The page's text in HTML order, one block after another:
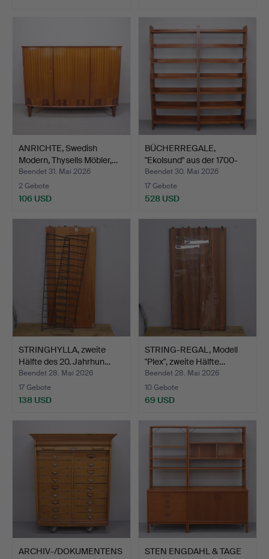
ANRICHTE, Swedish
Modern, Thysells Möbler,…
Beendet 31. Mai 2026
2 Gebote
106 USD
BÜCHERREGALE,
"Ekolsund" aus der 1700-
Seri…
Beendet 30. Mai 2026
17 Gebote
528 USD
STRINGHYLLA, zweite
Hälfte des 20. Jahrhun…
Beendet 28. Mai 2026
17 Gebote
138 USD
STRING-REGAL, Modell
"Plex", zweite Hälfte…
Beendet 28. Mai 2026
10 Gebote
69 USD
ARCHIV-/DOKUMENTENS
STEN ENGDAHL & TAGE